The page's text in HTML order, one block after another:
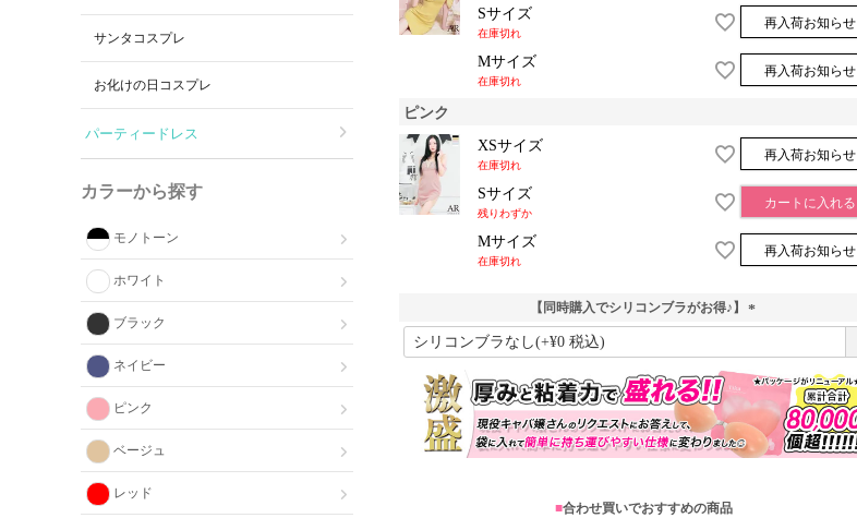
サンタコスプレ
お化けの日コスプレ
パーティードレス
カラーから探す
モノトーン
ホワイト
ブラック
ネイビー
ピンク
ベージュ
レッド
Sサイズ
在庫切れ
再入荷お知らせ
Mサイズ
在庫切れ
再入荷お知らせ
ピンク
XSサイズ
在庫切れ
再入荷お知らせ
Sサイズ
残りわずか
カートに入れる
Mサイズ
在庫切れ
再入荷お知らせ
【同時購入でシリコンブラがお得♪】
(
須
■合わせ買いでおすすめの商品